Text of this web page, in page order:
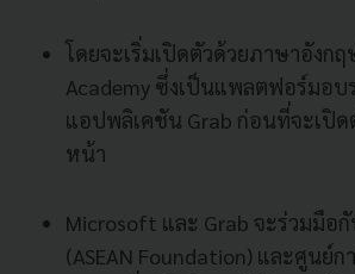
โดยจะเริ่มเปิดตัวด้วยภาษาอังกฤ
Academy ซึ่งเป็นแพลตฟอร์มอ
แอปพลิเคชัน Grab ก่อนที่จะเปิ
หน้า
Microsoft และ Grab จะร่วมมือ
(ASEAN Foundation) และศูนย์ก